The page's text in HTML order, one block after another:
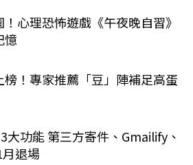
心理恐怖遊戲《午夜晚自習》
憶
！專家推薦「豆」陣補足高蛋
大功能 第三方寄件、Gmailify、
退場